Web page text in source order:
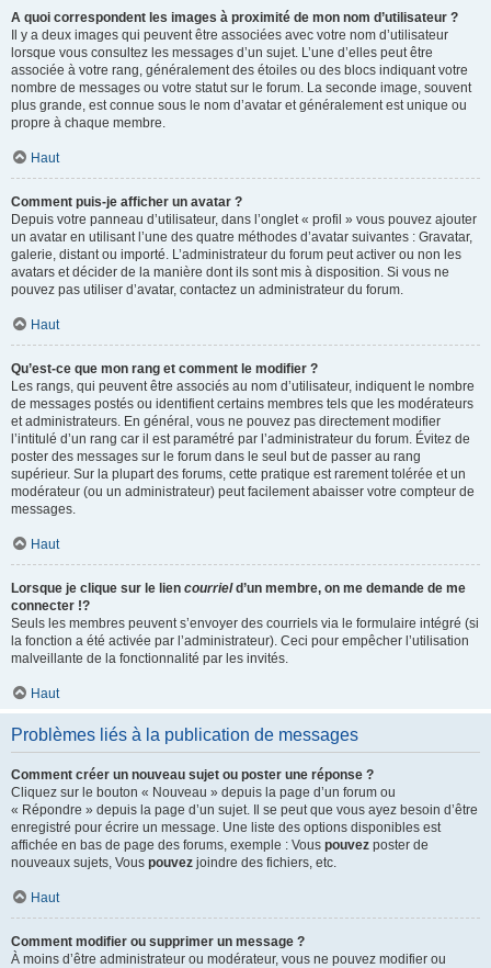
A quoi correspondent les images à proximité de mon nom d’utilisateur ?
Il y a deux images qui peuvent être associées avec votre nom d’utilisateur
lorsque vous consultez les messages d’un sujet. L’une d’elles peut être
associée à votre rang, généralement des étoiles ou des blocs indiquant votre
nombre de messages ou votre statut sur le forum. La seconde image, souvent
plus grande, est connue sous le nom d’avatar et généralement est unique ou
propre à chaque membre.
Haut
Comment puis-je afficher un avatar ?
Depuis votre panneau d’utilisateur, dans l’onglet « profil » vous pouvez ajouter
un avatar en utilisant l’une des quatre méthodes d’avatar suivantes : Gravatar,
galerie, distant ou importé. L’administrateur du forum peut activer ou non les
avatars et décider de la manière dont ils sont mis à disposition. Si vous ne
pouvez pas utiliser d’avatar, contactez un administrateur du forum.
Haut
Qu’est-ce que mon rang et comment le modifier ?
Les rangs, qui peuvent être associés au nom d’utilisateur, indiquent le nombre
de messages postés ou identifient certains membres tels que les modérateurs
et administrateurs. En général, vous ne pouvez pas directement modifier
l’intitulé d’un rang car il est paramétré par l’administrateur du forum. Évitez de
poster des messages sur le forum dans le seul but de passer au rang
supérieur. Sur la plupart des forums, cette pratique est rarement tolérée et un
modérateur (ou un administrateur) peut facilement abaisser votre compteur de
messages.
Haut
Lorsque je clique sur le lien courrield’un membre, on me demande de me
connecter !?
Seuls les membres peuvent s’envoyer des courriels via le formulaire intégré (si
la fonction a été activée par l’administrateur). Ceci pour empêcher l’utilisation
malveillante de la fonctionnalité par les invités.
Haut
Problèmes liés à la publication de messages
Comment créer un nouveau sujet ou poster une réponse ?
Cliquez sur le bouton « Nouveau » depuis la page d’un forum ou
« Répondre » depuis la page d’un sujet. Il se peut que vous ayez besoin d’être
enregistré pour écrire un message. Une liste des options disponibles est
affichée en bas de page des forums, exemple : Vous pouvez poster de
nouveaux sujets, Vous pouvez joindre des fichiers, etc.
Haut
Comment modifier ou supprimer un message ?
À moins d’être administrateur ou modérateur, vous ne pouvez modifier ou